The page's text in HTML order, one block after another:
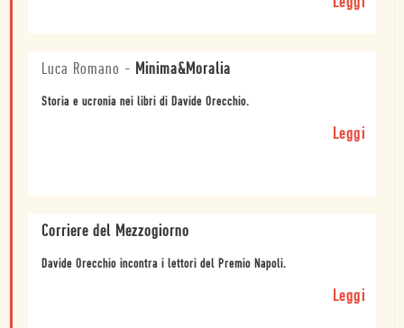
Luca Romano - Minima&Moralia
Storia e ucronia nei libri di Davide Orecchio.
Leggi
Corriere del Mezzogiorno
Davide Orecchio incontra i lettori del Premio Napoli.
Leggi